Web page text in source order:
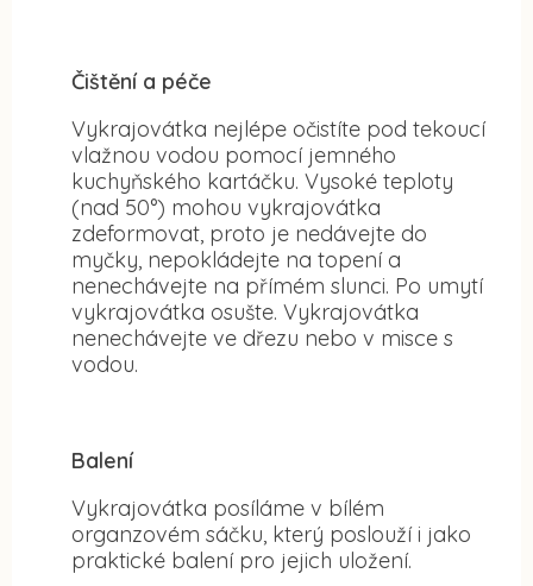
Čištění a péče
Vykrajovátka nejlépe očistíte pod tekoucí
vlažnou vodou pomocí jemného
kuchyňského kartáčku. Vysoké teploty
(nad 50°) mohou vykrajovátka
zdeformovat, proto je nedávejte do
myčky, nepokládejte na topení a
nenechávejte na přímém slunci. Po umytí
vykrajovátka osušte. Vykrajovátka
nenechávejte ve dřezu nebo v misce s
vodou.
Balení
Vykrajovátka posíláme v bílém
organzovém sáčku, který poslouží i jako
praktické balení pro jejich uložení.